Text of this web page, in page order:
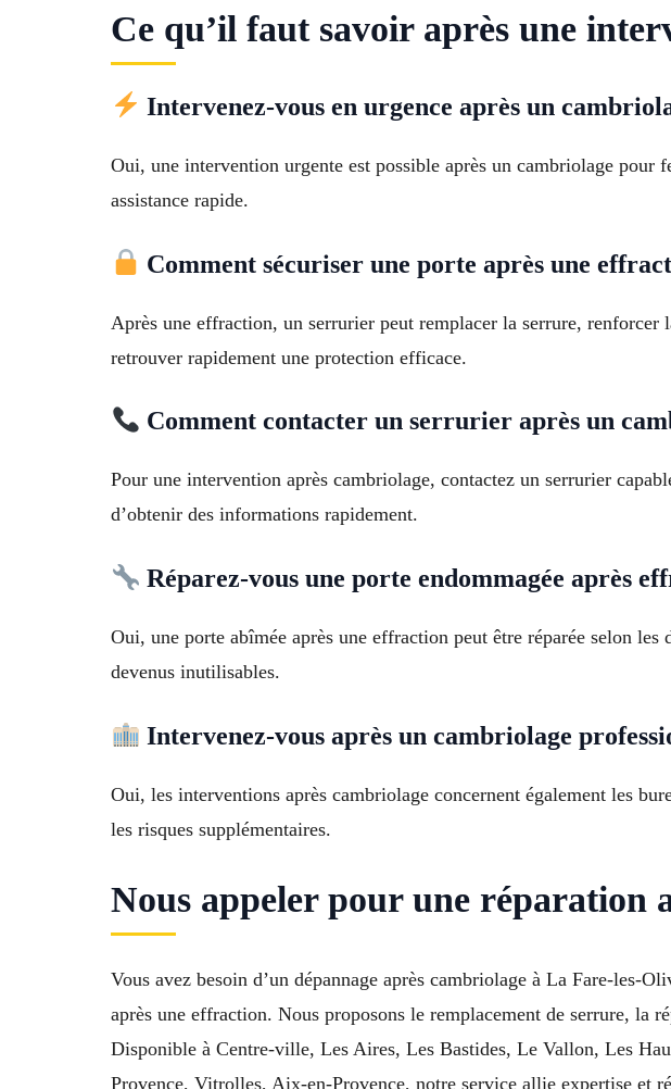
Ce qu’il faut savoir après une
Intervenez-vous en urgence après un
Oui, une intervention urgente est possible après un cambriolage
assistance rapide.
Comment sécuriser une porte après une
Après une effraction, un serrurier peut remplacer la serrure,
retrouver rapidement une protection efficace.
Comment contacter un serrurier après un
Pour une intervention après cambriolage, contactez un serrurier
d’obtenir des informations rapidement.
Réparez-vous une porte endommagée après
Oui, une porte abîmée après une effraction peut être réparée selon
devenus inutilisables.
Intervenez-vous après un cambriolage
Oui, les interventions après cambriolage concernent également les
les risques supplémentaires.
Nous appeler pour une réparation
Vous avez besoin d’un dépannage après cambriolage à La Fare-les-
après une effraction. Nous proposons le remplacement de serrure, la
Disponible à Centre-ville, Les Aires, Les Bastides, Le Vallon, Les
Provence, Vitrolles, Aix-en-Provence, notre service allie expertise et